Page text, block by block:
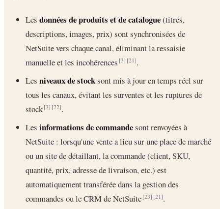
Les données de produits et de catalogue(titres,
descriptions, images, prix) sont synchronisées de
NetSuite vers chaque canal, éliminant la ressaisie
manuelle et les incohérences[3] [21].
Les niveaux de stocksont mis à jour en temps réel sur
tous les canaux, évitant les surventes et les ruptures de
stock[3] [22].
Les informations de commandesont renvoyées à
NetSuite : lorsqu'une vente a lieu sur une place de marché
ou un site de détaillant, la commande (client, SKU,
quantité, prix, adresse de livraison, etc.) est
automatiquement transférée dans la gestion des
commandes ou le CRM de NetSuite[23] [21].